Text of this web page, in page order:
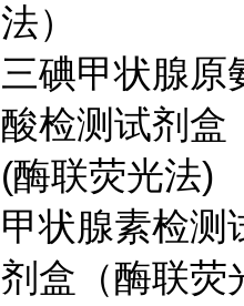
法）
三碘甲状腺原
酸检测试剂盒
(酶联荧光法)
甲状腺素检测
剂盒（酶联荧